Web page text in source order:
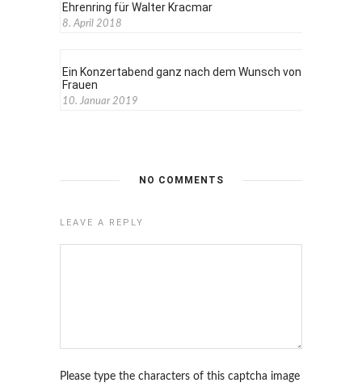
Ehrenring für Walter Kracmar
8. April 2018
Ein Konzertabend ganz nach dem Wunsch von
Frauen
10. Januar 2019
NO COMMENTS
LEAVE A REPLY
Please type the characters of this captcha image